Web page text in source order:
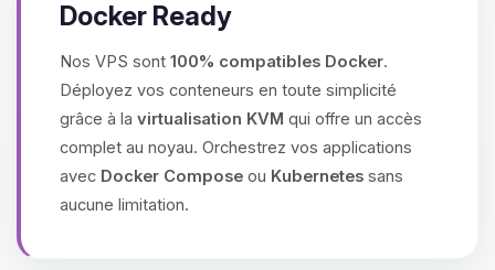
Docker Ready
Nos VPS sont 100% compatibles Docker.
Déployez vos conteneurs en toute simplicité
grâce à la virtualisation KVM qui offre un accès
complet au noyau. Orchestrez vos applications
avec Docker Compose ou Kubernetes sans
aucune limitation.